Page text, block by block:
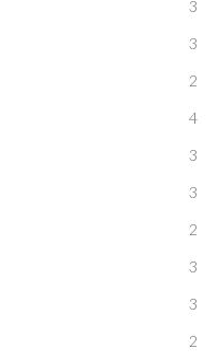
3
3
2
4
3
3
2
3
3
2